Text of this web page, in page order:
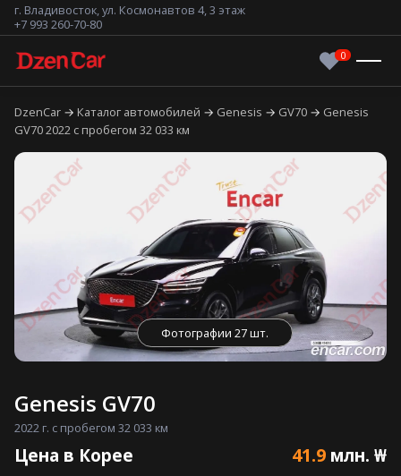
г. Владивосток, ул. Космонавтов 4, 3 этаж
+7 993 260-70-80
DzenCar Каталог автомобилей Genesis GV70
Genesis
GV70 2022 с пробегом 32 033 км
Фотографии 27 шт.
Genesis GV70
2022 г. с пробегом 32 033 км
Цена в Корее 41.9 млн. ₩